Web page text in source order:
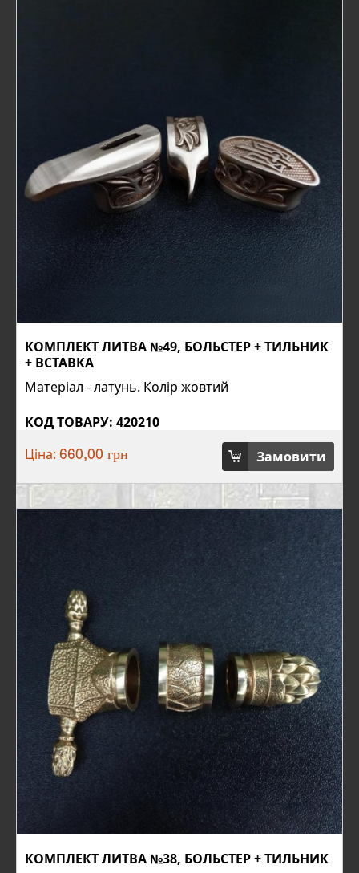
КОМПЛЕКТ ЛИТВА №49, БОЛЬСТЕР + ТИЛЬНИК
+ ВСТАВКА
Матеріал - латунь. Колір жовтий
КОД ТОВАРУ: 420210
Ціна: 660,00 грн Замовити
КОМПЛЕКТ ЛИТВА №38, БОЛЬСТЕР + ТИЛЬНИК